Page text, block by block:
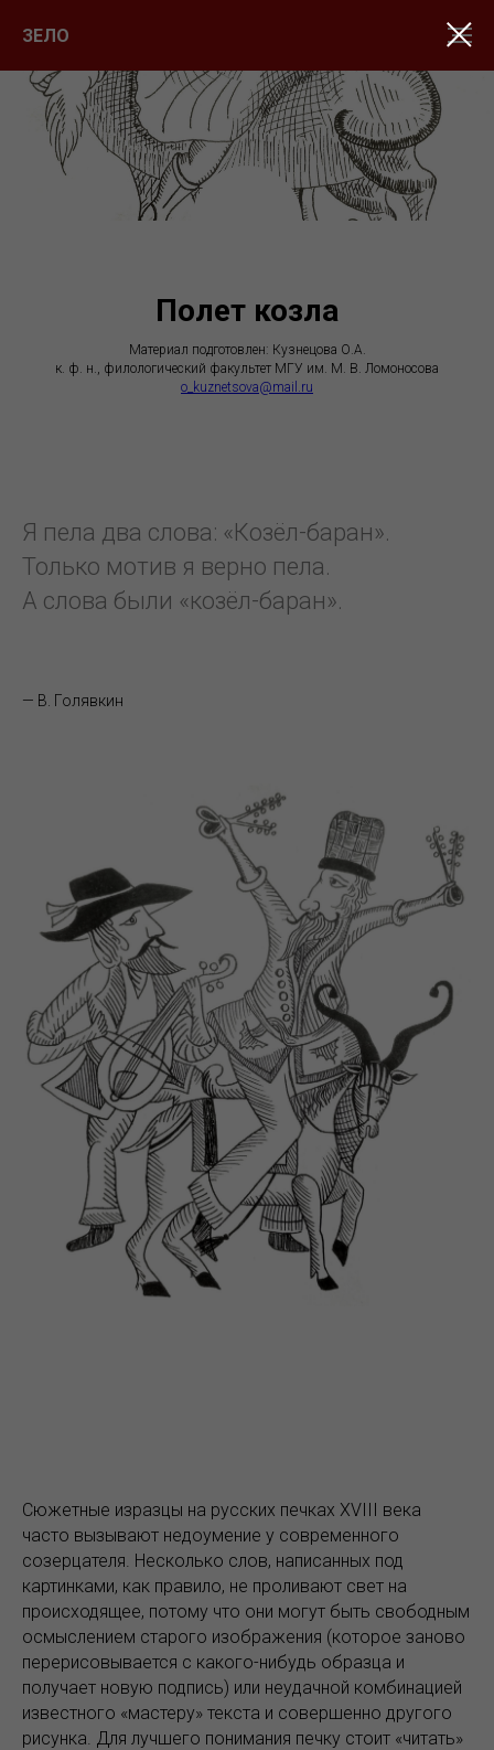
ЗЕЛО
Полет козла
Материал подготовлен: Кузнецова О.А.
к. ф. н., филологический факультет МГУ им. М. В. Ломоносова
o_kuznetsova@mail.ru
Я пела два слова: «Козёл-баран».
Только мотив я верно пела.
А слова были «козёл-баран».
— В. Голявкин
Сюжетные изразцы на русских печках XVIII века
часто вызывают недоумение у современного
созерцателя. Несколько слов, написанных под
картинками, как правило, не проливают свет на
происходящее, потому что они могут быть свободным
осмыслением старого изображения (которое заново
перерисовывается с какого-нибудь образца и
получает новую подпись) или неудачной комбинацией
известного «мастеру» текста и совершенно другого
рисунка. Для лучшего понимания печку стоит «читать»